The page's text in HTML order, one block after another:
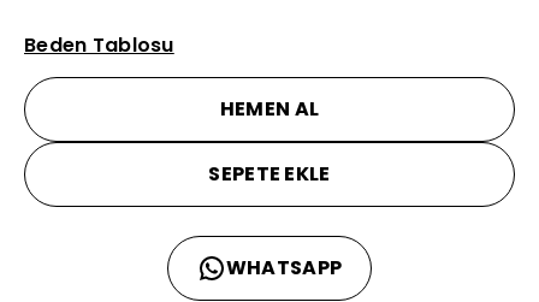
Beden Tablosu
HEMEN AL
SEPETE EKLE
WHATSAPP